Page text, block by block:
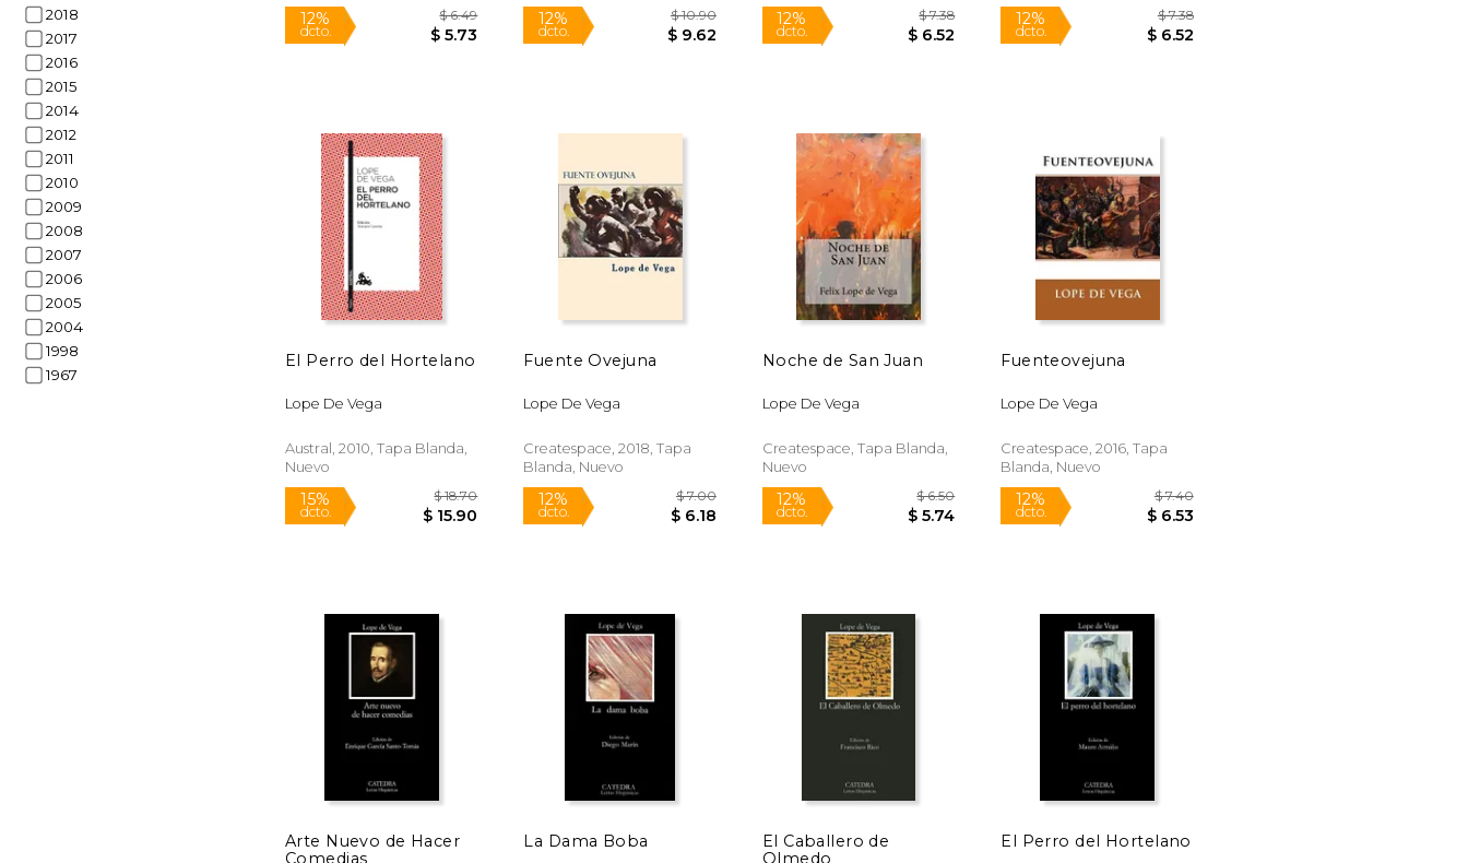
2018
2017
2016
2015
2014
2012
2011
2010
2009
2008
2007
2006
2005
2004
1998
1967
12% $ 6.49 12%
dcto.
$ 10.90 12% $ 7.38
El Perro del Hortelano
Lope De Vega
Austral, 2010, Tapa Blanda,
Nuevo
Fuente Ovejuna
Lope De Vega
Createspace, 2018, Tapa
Blanda, Nuevo
Noche de San Juan
Lope De Vega
Createspace, Tapa Blanda,
Nuevo
Fuenteovejuna
Lope De Vega
Createspace, 2016, Tapa
Blanda, Nuevo
Arte Nuevo de Hacer
Comedias
La Dama Boba
El Caballero de
Olmedo
El Perro del Hortelano